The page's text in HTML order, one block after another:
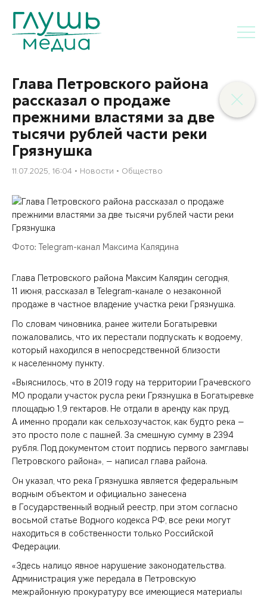
Глава Петровского района
рассказал о продаже
прежними властями за две
тысячи рублей части реки
Грязнушка
11.07.2025, 16:04 Новости Общество
Фото: Telegram-канал Максима Калядина
Глава Петровского района Максим Калядин сегодня,
11 июня, рассказал в Telegram-канале о незаконной
продаже в частное владение участка реки Грязнушка.
По словам чиновника, ранее жители Богатыревки
пожаловались, что их перестали подпускать к водоему,
который находился в непосредственной близости
к населенному пункту.
«Выяснилось, что в 2019 году на территории Грачевского
МО продали участок русла реки Грязнушка в Богатыревке
площадью 1,9 гектаров. Не отдали в аренду как пруд.
А именно продали как сельхозучасток, как будто река —
это просто поле с пашней. За смешную сумму в 2394
рубля. Под документом стоит подпись первого замглавы
Петровского района», — написал глава района.
Он указал, что река Грязнушка является федеральным
водным объектом и официально занесена
в Государственный водный реестр, при этом согласно
восьмой статье Водного кодекса РФ, все реки могут
находиться в собственности только Российской
Федерации.
«Здесь налицо явное нарушение законодательства.
Администрация уже передала в Петровскую
межрайонную прокуратуру все имеющиеся материалы